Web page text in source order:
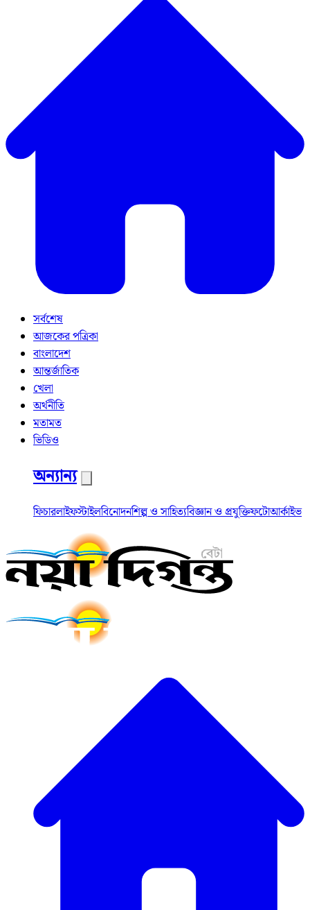
সর্বশেষ
আজকের পত্রিকা
বাংলাদেশ
আন্তর্জাতিক
খেলা
অর্থনীতি
মতামত
ভিডিও
অন্যান্য
ফিচারলাইফস্টাইলবিনোদনশিল্প ও সাহিত্যবিজ্ঞান ও প্রযুক্তিফটোআর্কাইভ